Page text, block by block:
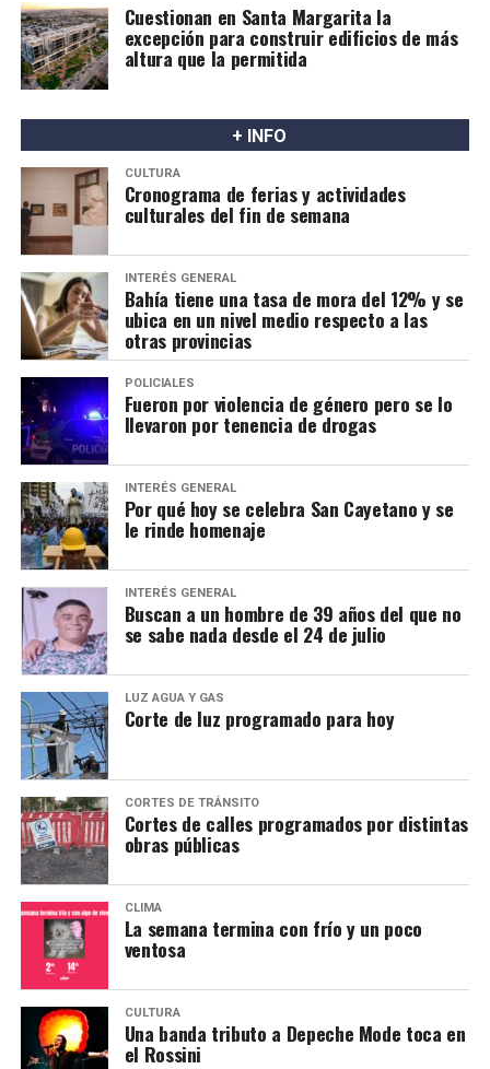
Cuestionan en Santa Margarita la
excepción para construir edificios de más
altura que la permitida
+ INFO
CULTURA
Cronograma de ferias y actividades
culturales del fin de semana
INTERÉS GENERAL
Bahía tiene una tasa de mora del 12% y se
ubica en un nivel medio respecto a las
otras provincias
POLICIALES
Fueron por violencia de género pero se lo
llevaron por tenencia de drogas
INTERÉS GENERAL
Por qué hoy se celebra San Cayetano y se
le rinde homenaje
INTERÉS GENERAL
Buscan a un hombre de 39 años del que no
se sabe nada desde el 24 de julio
LUZ AGUA Y GAS
Corte de luz programado para hoy
CORTES DE TRÁNSITO
Cortes de calles programados por distintas
obras públicas
CLIMA
La semana termina con frío y un poco
ventosa
CULTURA
Una banda tributo a Depeche Mode toca en
el Rossini